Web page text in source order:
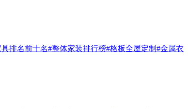
排名前十名#整体家装排行榜#格板全屋定制 #金属衣